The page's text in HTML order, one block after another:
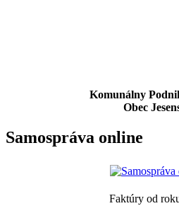
Komunálny
Obec
Samospráva online
Faktúry od